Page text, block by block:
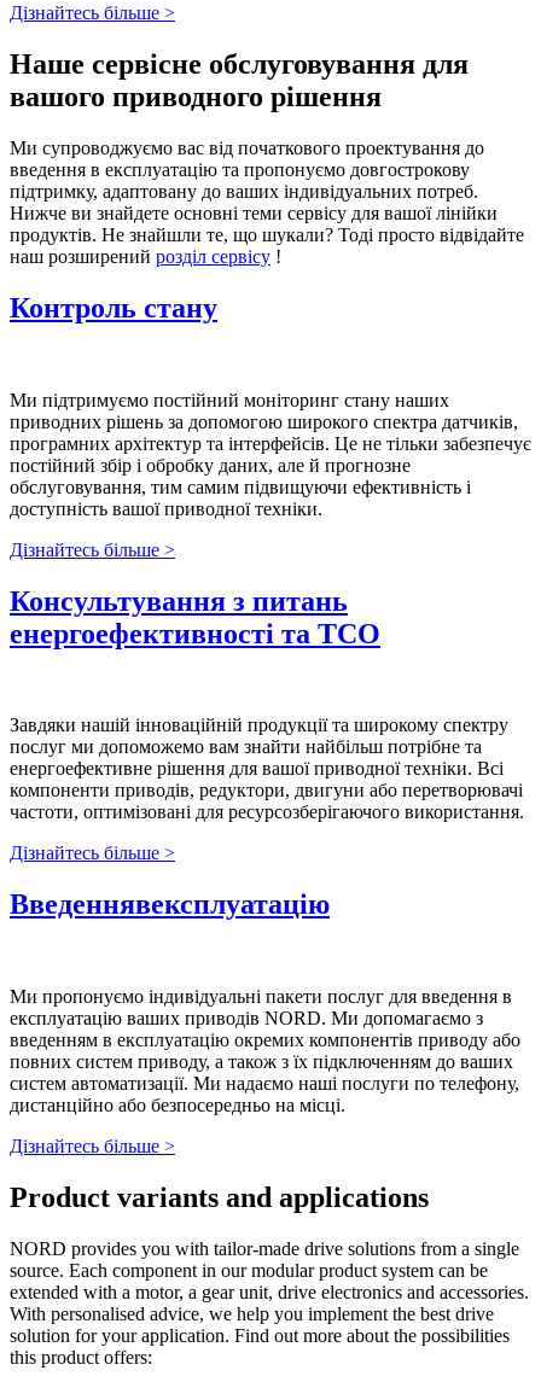
Дізнайтесь більше >
Наше сервісне обслуговування для
вашого приводного рішення
Ми супроводжуємо вас від початкового проектування до
введення в експлуатацію та пропонуємо довгострокову
підтримку, адаптовану до ваших індивідуальних потреб.
Нижче ви знайдете основні теми сервісу для вашої лінійки
продуктів. Не знайшли те, що шукали? Тоді просто відвідайте
наш розширений розділ сервісу !
Контроль стану
Ми підтримуємо постійний моніторинг стану наших
приводних рішень за допомогою широкого спектра датчиків,
програмних архітектур та інтерфейсів. Це не тільки забезпечує
постійний збір і обробку даних, але й прогнозне
обслуговування, тим самим підвищуючи ефективність і
доступність вашої приводної техніки.
Дізнайтесь більше >
Консультування з питань
енергоефективності та TCO
Завдяки нашій інноваційній продукції та широкому спектру
послуг ми допоможемо вам знайти найбільш потрібне та
енергоефективне рішення для вашої приводної техніки. Всі
компоненти приводів, редуктори, двигуни або перетворювачі
частоти, оптимізовані для ресурсозберігаючого використання.
Дізнайтесь більше >
Введеннявексплуатацію
Ми пропонуємо індивідуальні пакети послуг для введення в
експлуатацію ваших приводів NORD. Ми допомагаємо з
введенням в експлуатацію окремих компонентів приводу або
повних систем приводу, а також з їх підключенням до ваших
систем автоматизації. Ми надаємо наші послуги по телефону,
дистанційно або безпосередньо на місці.
Дізнайтесь більше >
Product variants and applications
NORD provides you with tailor-made drive solutions from a single
source. Each component in our modular product system can be
extended with a motor, a gear unit, drive electronics and accessories.
With personalised advice, we help you implement the best drive
solution for your application. Find out more about the possibilities
this product offers: